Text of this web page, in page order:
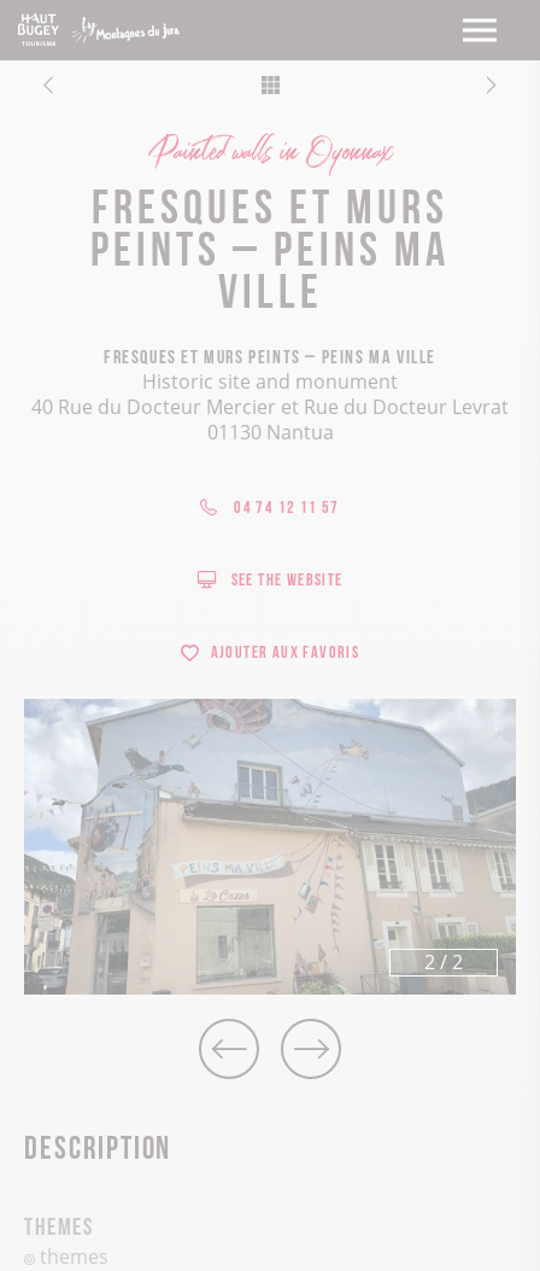
Painted walls in Oyonnax
Fresques et murs
peints – Peins ma
ville
Fresques et murs peints – Peins ma ville
Historic site and monument
40 Rue du Docteur Mercier et Rue du Docteur Levrat
01130 Nantua
04 74 12 11 57
See the website
Ajouter aux favoris
2/2
Description
Themes
themes